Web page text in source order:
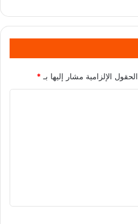
الحقول الإلزامية مشار إليها بـ *